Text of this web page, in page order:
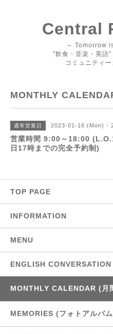
Central
～ Tomorrow
"飲食・音楽・英語
コミュニティ
MONTHLY
通常営業日 2023-01-16 (Mon) -
営業時間 9:00～18:00
日17時までの完全予約制)
TOP PAGE
INFORMATION
MENU
ENGLISH CONVERSATION
MONTHLY CALENDAR (月
MEMORIES (フォトアルバ